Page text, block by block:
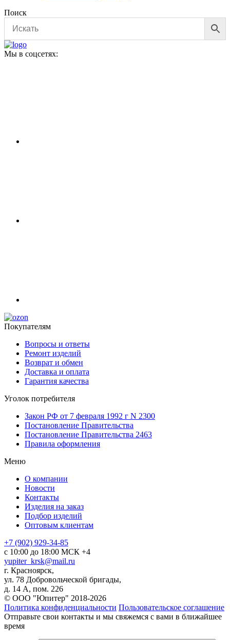
Поиск
Мы в соцсетях:
Покупателям
Вопросы и ответы
Ремонт изделий
Возврат и обмен
Доставка и оплата
Гарантия качества
Уголок потребителя
Закон РФ от 7 февраля 1992 г N 2300
Постановление Правительства
Постановление Правительства 2463
Правила оформления
Меню
О компании
Новости
Контакты
Изделия на заказ
Подбор изделий
Оптовым клиентам
+7 (902) 929-34-85
с 10:00 до 18:00 МСК +4
yupiter_krsk@mail.ru
г. Красноярск,
ул. 78 Добровольческой бригады,
д. 14 А, пом. 226
© ООО "Юпитер" 2018-2026
Политика конфиденциальности Пользовательское соглашение
Отправьте свои контакты и мы свяжемся с вами в ближайшее
время